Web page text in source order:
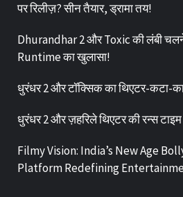
पर रिलीज़? सीन तैयार, ड्रामा तय!
Dhurandhar 2 और Toxic की लंबी चलने
Runtime का खुलासा!
धुरंधर 2 और टॉक्सिक का थिएटर-कटा-
धुरंधर 2 और ज़हरिले थिएटर की रन्स
Filmy Vision: India’s New Age
Platform Redefining